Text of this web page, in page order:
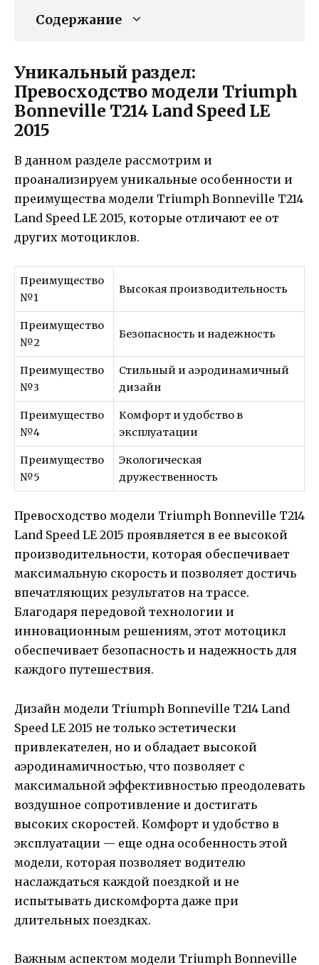
Содержание
Уникальный раздел:
Превосходство модели Triumph
Bonneville T214 Land Speed LE
2015
В данном разделе рассмотрим и
проанализируем уникальные особенности и
преимущества модели Triumph Bonneville T214
Land Speed LE 2015, которые отличают ее от
других мотоциклов.
Преимущество
№1
Высокая производительность
Преимущество
№2
Безопасность и надежность
Преимущество
№3
Стильный и аэродинамичный
дизайн
Преимущество
№4
Комфорт и удобство в
эксплуатации
Преимущество
№5
Экологическая
дружественность
Превосходство модели Triumph Bonneville T214
Land Speed LE 2015 проявляется в ее высокой
производительности, которая обеспечивает
максимальную скорость и позволяет достичь
впечатляющих результатов на трассе.
Благодаря передовой технологии и
инновационным решениям, этот мотоцикл
обеспечивает безопасность и надежность для
каждого путешествия.
Дизайн модели Triumph Bonneville T214 Land
Speed LE 2015 не только эстетически
привлекателен, но и обладает высокой
аэродинамичностью, что позволяет с
максимальной эффективностью преодолевать
воздушное сопротивление и достигать
высоких скоростей. Комфорт и удобство в
эксплуатации — еще одна особенность этой
модели, которая позволяет водителю
наслаждаться каждой поездкой и не
испытывать дискомфорта даже при
длительных поездках.
Важным аспектом модели Triumph Bonneville